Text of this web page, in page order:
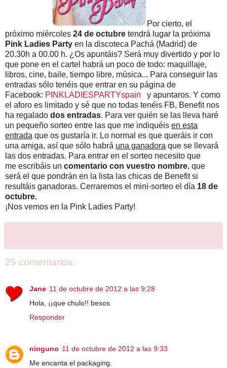
Por cierto, el
próximo miércoles 24 de octubre tendrá lugar la próxima
Pink Ladies Party en la discoteca Pachá (Madrid) de
20.30h a 00.00 h. ¿Os apuntáis? Será muy divertido y por lo
que pone en el cartel habrá un poco de todo: maquillaje,
libros, cine, baile, tiempo libre, música... Para conseguir las
entradas sólo tenéis que entrar en su página de
Facebook: PINKLADIESPARTYspain
y apuntaros. Y como
el aforo es limitado y sé que no todas tenéis FB, Benefit nos
ha regalado dos entradas. Para ver quién se las lleva haré
un pequeño sorteo entre las que me indiquéis en esta
entrada que os gustaría ir. Lo normal es que queráis ir con
una amiga, así que sólo habrá una ganadora que se llevará
las dos entradas. Para entrar en el sorteo necesito que
me escribáis un comentario con vuestro nombre, que
será el que pondrán en la lista las chicas de Benefit si
resultáis ganadoras. Cerraremos el mini-sorteo el día 18 de
octubre.
¡Nos vemos en la Pink Ladies Party!
25 comentarios:
Jane 11 de octubre de 2012 a las 9:28
Hola, ¡¡que chulo!! besos
Responder
ninguno 11 de octubre de 2012 a las 9:33
Me encanta el packaging.